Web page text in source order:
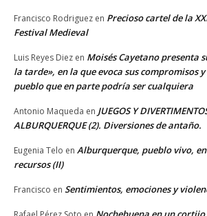
Francisco Rodriguez en Precioso cartel de la
Festival Medieval
Luis Reyes Diez en Moisés Cayetano presenta
la tarde», en la que evoca sus compromisos
pueblo que en parte podría ser cualquiera
Antonio Maqueda en JUEGOS Y
ALBURQUERQUE (2). Diversiones de antaño.
Eugenia Telo en Alburquerque, pueblo vivo,
recursos (II)
Francisco en Sentimientos, emociones y